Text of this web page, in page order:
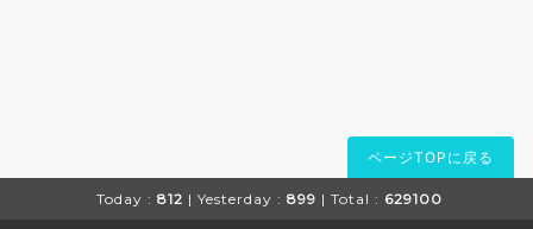
ページTOPに戻る
Today : 812 | Yesterday : 899 | Total : 629100